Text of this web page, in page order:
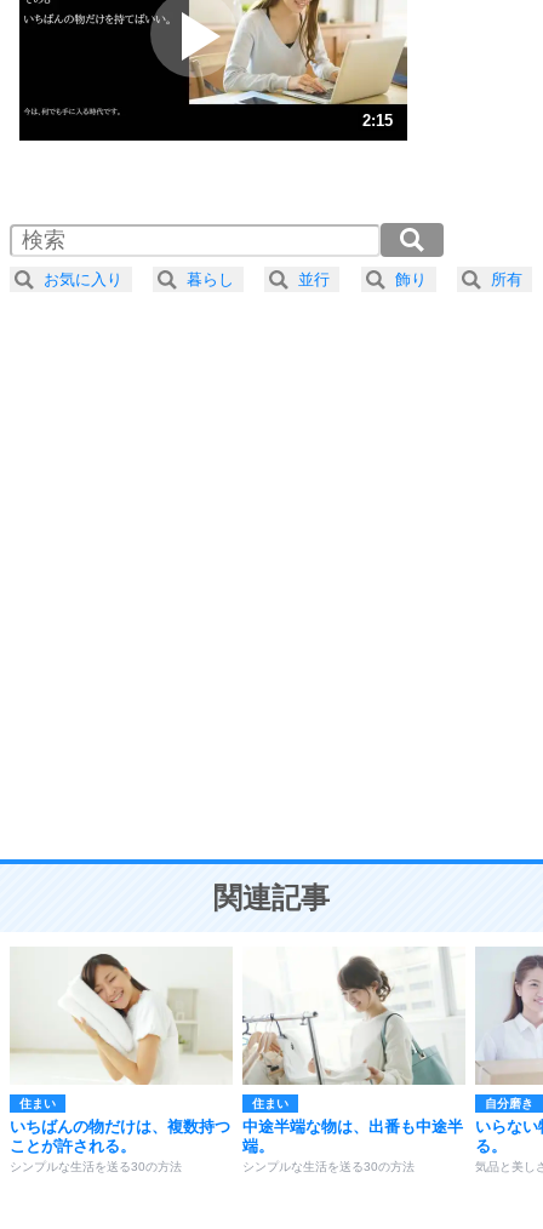
ポジティブになれない原因は、行動しないから。
ポジティブ思考になる30の方法
ストレス対策
人生、なんとかなるもの。
気楽に生きる30の方法
4 器の大きい人は、怒りを優しさで表現する。
ことが大切。
2:15
2.0倍速 （265KB 1分7秒）
2.5倍速 （212KB 54秒）
3.0倍速 （177KB 45秒）
お気に入り 暮らし 並行 飾り 所有
関連記事
住まい
いちばんの物だけは、複数持つ
ことが許される。
シンプルな生活を送る30の方法
住まい
中途半端な物は、出番も中途半
端。
シンプルな生活を送る30の方法
自分磨き
いらない
る。
気品と美し